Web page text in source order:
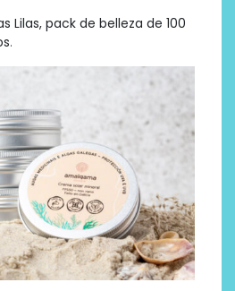
Lilas, pack de belleza de 100
.